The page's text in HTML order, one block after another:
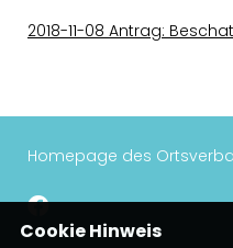
2018-11-08 Antrag:
Homepage des
Cookie Hinweis